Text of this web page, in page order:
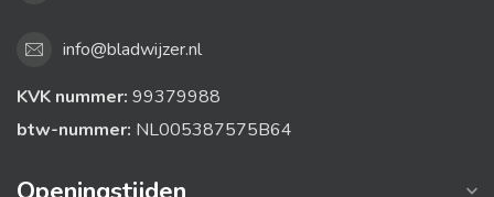
info@bladwijzer.nl
KVK nummer: 99379988
btw-nummer: NL005387575B64